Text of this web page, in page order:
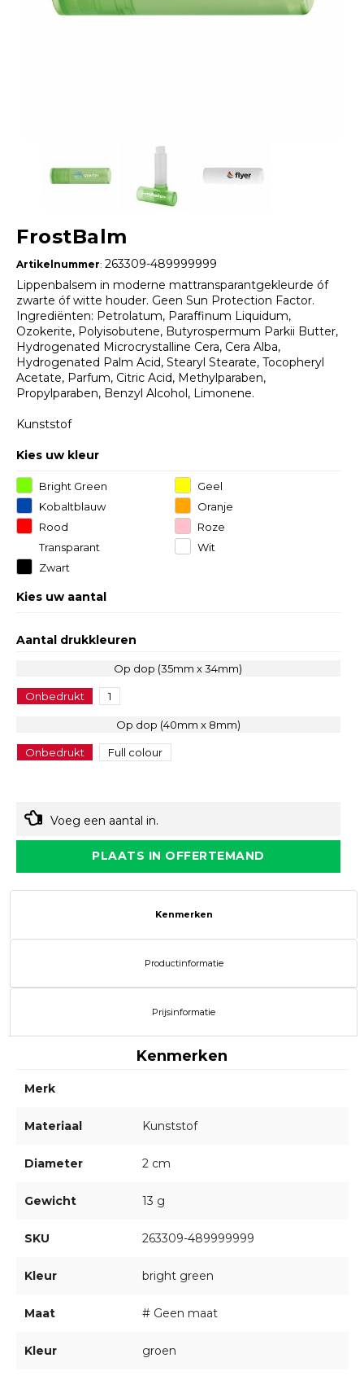
FrostBalm
Artikelnummer:263309-489999999
Lippenbalsem in moderne mattransparantgekleurde óf
zwarte óf witte houder. Geen Sun Protection Factor.
Ingrediënten: Petrolatum, Paraffinum Liquidum,
Ozokerite, Polyisobutene, Butyrospermum Parkii Butter,
Hydrogenated Microcrystalline Cera, Cera Alba,
Hydrogenated Palm Acid, Stearyl Stearate, Tocopheryl
Acetate, Parfum, Citric Acid, Methylparaben,
Propylparaben, Benzyl Alcohol, Limonene.
Kunststof
Kies uw kleur
Bright Green
Geel
Kobaltblauw
Oranje
Rood
Roze
Transparant
Wit
Zwart
Kies uw aantal
Aantal drukkleuren
Op dop (35mm x 34mm)
Onbedrukt 1
Op dop (40mm x 8mm)
Onbedrukt Full colour
Voeg een aantal in.
PLAATS IN OFFERTEMAND
Kenmerken
Productinformatie
Prijsinformatie
Kenmerken
Merk
Materiaal Kunststof
Diameter 2 cm
Gewicht 13 g
SKU 263309-489999999
Kleur bright green
Maat # Geen maat
Kleur groen